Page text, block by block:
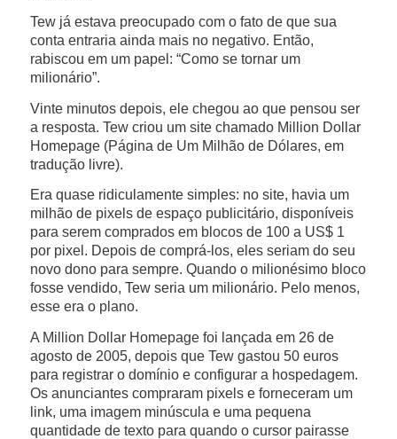
Tew já estava preocupado com o fato de que sua
conta entraria ainda mais no negativo. Então,
rabiscou em um papel: “Como se tornar um
milionário”.
Vinte minutos depois, ele chegou ao que pensou ser
a resposta. Tew criou um site chamado Million Dollar
Homepage (Página de Um Milhão de Dólares, em
tradução livre).
Era quase ridiculamente simples: no site, havia um
milhão de pixels de espaço publicitário, disponíveis
para serem comprados em blocos de 100 a US$ 1
por pixel. Depois de comprá-los, eles seriam do seu
novo dono para sempre. Quando o milionésimo bloco
fosse vendido, Tew seria um milionário. Pelo menos,
esse era o plano.
A Million Dollar Homepage foi lançada em 26 de
agosto de 2005, depois que Tew gastou 50 euros
para registrar o domínio e configurar a hospedagem.
Os anunciantes compraram pixels e forneceram um
link, uma imagem minúscula e uma pequena
quantidade de texto para quando o cursor pairasse